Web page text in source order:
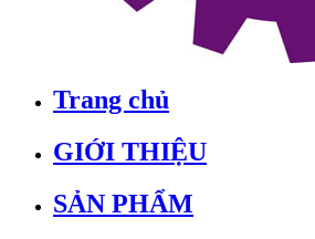
Trang chủ
GIỚI THIỆU
SẢN PHẨM